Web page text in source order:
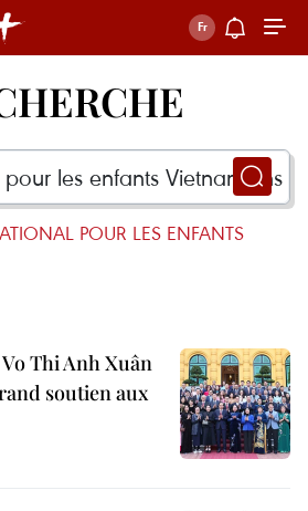
POUR LES ENFANTS
Thi Anh Xuân
soutien aux